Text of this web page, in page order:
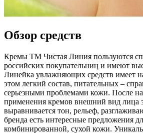
Обзор средств
Кремы ТМ Чистая Линия пользуются
российских покупательниц и имеют
Линейка увлажняющих средств имеет
этом легкий состав, питательных –
серьезными проблемами кожи. После
применения кремов внешний вид лица
выравнивается тон, рельеф,
бренда есть интересные предложения
комбинированной, сухой кожи.